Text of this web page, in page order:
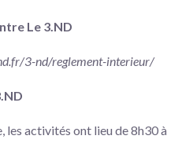
Le 3.ND
3-nd/reglement-interieur/
les activités ont lieu de 8h30 à